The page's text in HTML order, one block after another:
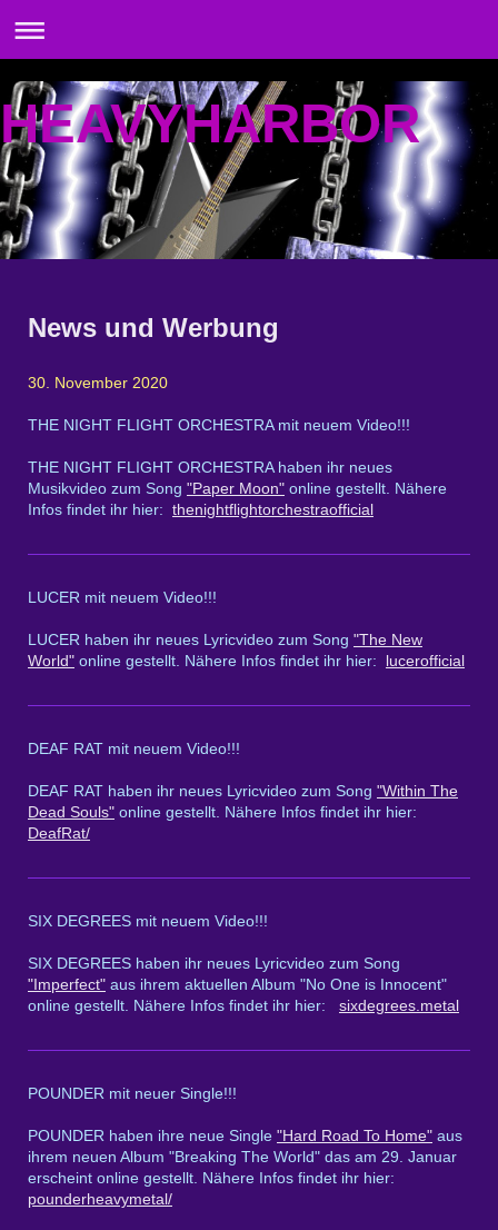
HEAVYHARBOR
News und Werbung
30. November 2020
THE NIGHT FLIGHT ORCHESTRA mit neuem Video!!!
THE NIGHT FLIGHT ORCHESTRA haben ihr neues
Musikvideo zum Song "Paper Moon" online gestellt. Nähere
Infos findet ihr hier: thenightflightorchestraofficial
LUCER mit neuem Video!!!
LUCER haben ihr neues Lyricvideo zum Song "The New
World" online gestellt. Nähere Infos findet ihr hier: lucerofficial
DEAF RAT mit neuem Video!!!
DEAF RAT haben ihr neues Lyricvideo zum Song "Within The
Dead Souls" online gestellt. Nähere Infos findet ihr hier:
DeafRat/
SIX DEGREES mit neuem Video!!!
SIX DEGREES haben ihr neues Lyricvideo zum Song
"Imperfect" aus ihrem aktuellen Album "No One is Innocent"
online gestellt. Nähere Infos findet ihr hier:
sixdegrees.metal
POUNDER mit neuer Single!!!
POUNDER haben ihre neue Single "Hard Road To Home" aus
ihrem neuen Album "Breaking The World" das am 29. Januar
erscheint online gestellt. Nähere Infos findet ihr hier:
pounderheavymetal/